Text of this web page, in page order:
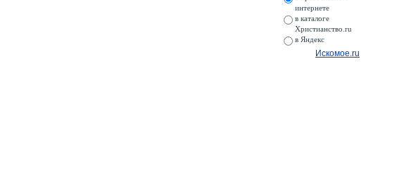
интернете
в каталоге
Христианство.ru
в Яндекс
Искомое.ru